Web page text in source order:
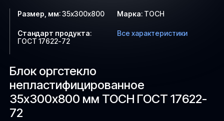
Блок оргстекло
непластифицированное
35х300х800 мм ТОСН ГОСТ 17622-
72
Размер, мм:35х300х800 Марка: ТОСН
Стандарт продукта:
ГОСТ 17622-72
Все характеристики